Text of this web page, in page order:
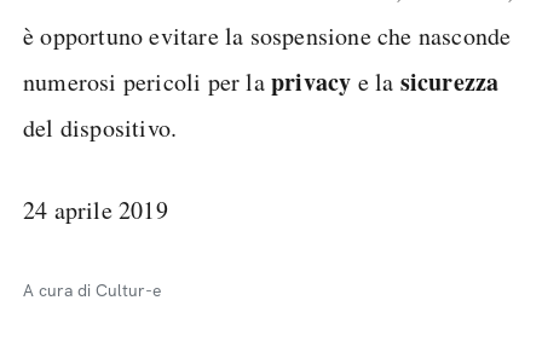
è opportuno evitare la sospensione che nasconde
numerosi pericoli per laprivacy e la sicurezza
del dispositivo.
24 aprile 2019
A cura di Cultur-e